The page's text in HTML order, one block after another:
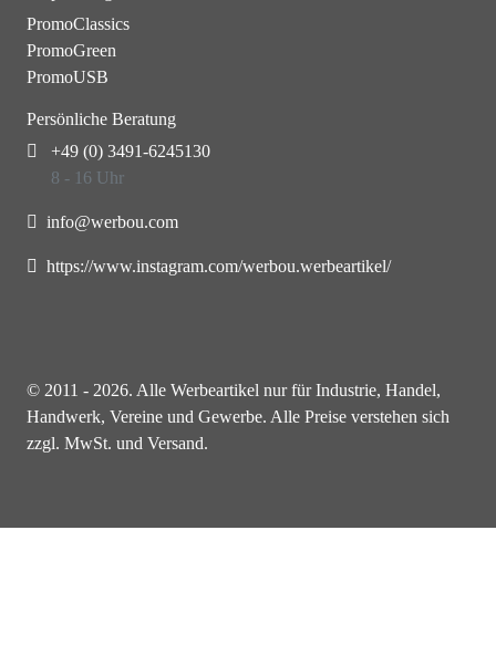
PromoClassics
PromoGreen
PromoUSB
Persönliche Beratung
+49 (0) 3491-6245130
8 - 16 Uhr
info@werbou.com
https://www.instagram.com/werbou.werbeartikel/
© 2011 - 2026. Alle Werbeartikel nur für Industrie, Handel,
Handwerk, Vereine und Gewerbe. Alle Preise verstehen sich
zzgl. MwSt. und Versand.